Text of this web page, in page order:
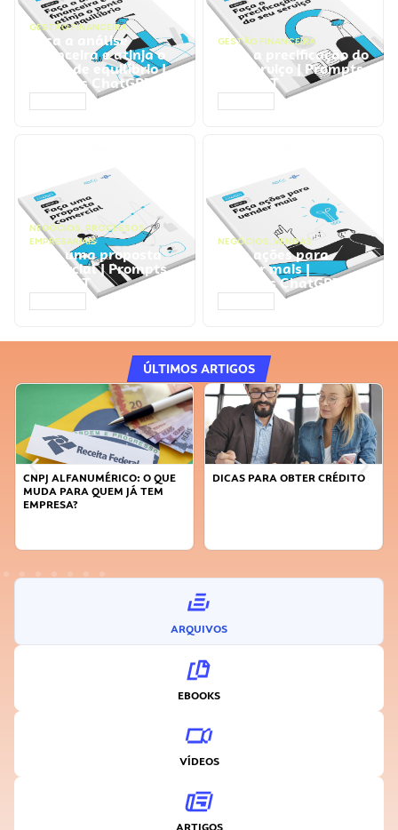
GESTÃO FINANCEIRA
Faça a análise
financeira e atinja o
ponto de equilíbrio |
Prompts ChatGPT
GESTÃO FINANCEIRA
Faça a precificação do
seu serviço | Prompts
ChatGPT
NEGÓCIOS, PROCESSOS
EMPRESARIAIS
Faça uma proposta
comercial | Prompts
ChatGPT
NEGÓCIOS, VENDAS
Faça ações para
vender mais |
Prompts ChatGPT
ÚLTIMOS ARTIGOS
CNPJ ALFANUMÉRICO: O QUE
MUDA PARA QUEM JÁ TEM
EMPRESA?
DICAS PARA OBTER CRÉDITO
ARQUIVOS
EBOOKS
VÍDEOS